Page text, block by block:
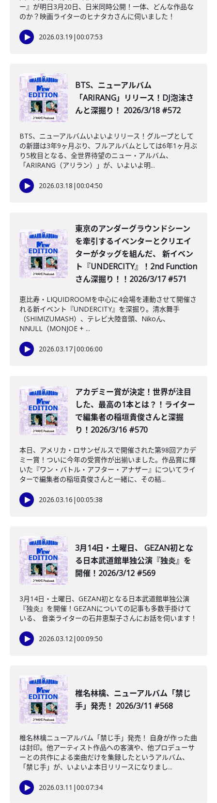
ー』が明日3月20日、日米同時公開！一体、どんな作品な
のか？映画ライターのヒナタカさんに伺いました！
2026.03.19 |00:07:53
BTS、ニューアルバム
「ARIRANG」リリース！DJ泡沫さ
んと深掘り！ 2026/3/18 #572
BTS、ニューアルバムいよいよリリース！グループとして
の新譜は3年9ヶ月ぶり、フルアルバムとしては6年1ヶ月ぶ
り5枚目となる、全世界待望のニュー・アルバム、
「ARIRANG（アリラン）」が、いよいよ明...
2026.03.18 |00:04:50
東京のアンダーグラウンドシーン
を牽引するイベンターとクリエイ
ターがタッグを組んだ、 新イベン
ト『UNDERCITY』！2nd Function
さん深掘り！！2026/3/17 #571
恵比寿・LIQUIDROOMを中心に4会場を連動させて開催さ
れる新イベント『UNDERCITY』を深掘り。清水舞手
（SHIMIZUMASH）、テレビ大陸音頭、Nikoん、
NNULL（MONJOE + ...
2026.03.17|00:06:00
️アカデミー賞が決定！世界が注目
した、最高の1本とは？！ライター
で編集者の稲垣貴俊さんと深掘
り！2026/3/16 #570
本日、アメリカ・ロサンゼルスで開催された第98回アカデ
ミー賞！ついに今年の受賞作が出揃いました。作品賞に輝
いた『ワン・バトル・アフター・アナザー』についてライ
ターで編集者の稲垣貴俊さんと一緒に、その結...
2026.03.16 |00:05:38
3月14日・土曜日、 GEZAN初とな
る日本武道館単独公演『独炎』を
開催！2026/3/12 #569
3月14日・土曜日、GEZAN初となる日本武道館単独公演
『独炎』を開催！GEZANについての記事も多数手掛けて
いる、 音楽ライターの石井恵梨子さんにお話を伺います！
2026.03.12|00:09:50
椎名林檎、ニューアルバム「禁じ
手」発売！ 2026/3/11 #568
椎名林檎ニューアルバム「禁じ手」発売！ 自身が作った曲
は封印。他アーティスト作品への客演や、他プロデューサ
ーとの共作による楽曲だけを集録したというアルバム、
「禁じ手」が、いよいよ本日リリースになりまし...
2026.03.11 |00:07:34